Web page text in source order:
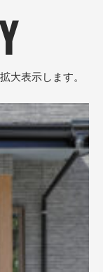
大表示します。